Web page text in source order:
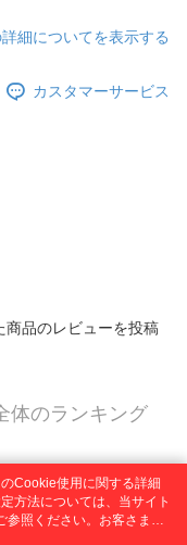
細についてを表示する
カスタマーサービス
商品のレビューを投稿
体のランキング
Cookie使用に関する詳細
方法については、当サイト
参照ください。お客さま
イト利用規約のCookieポリ